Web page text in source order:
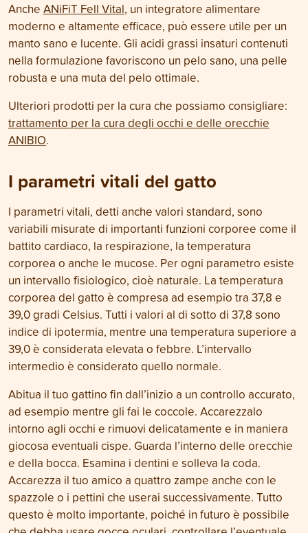
Anche ANiFiT Fell Vital, un integratore alimentare
moderno e altamente efficace, può essere utile per un
manto sano e lucente. Gli acidi grassi insaturi contenuti
nella formulazione favoriscono un pelo sano, una pelle
robusta e una muta del pelo ottimale.
Ulteriori prodotti per la cura che possiamo consigliare:
trattamento per la cura degli occhi e delle orecchie
ANIBIO.
I parametri vitali del gatto
I parametri vitali, detti anche valori standard, sono
variabili misurate di importanti funzioni corporee come il
battito cardiaco, la respirazione, la temperatura
corporea o anche le mucose. Per ogni parametro esiste
un intervallo fisiologico, cioè naturale. La temperatura
corporea del gatto è compresa ad esempio tra 37,8 e
39,0 gradi Celsius. Tutti i valori al di sotto di 37,8 sono
indice di ipotermia, mentre una temperatura superiore a
39,0 è considerata elevata o febbre. L’intervallo
intermedio è considerato quello normale.
Abitua il tuo gattino fin dall’inizio a un controllo accurato,
ad esempio mentre gli fai le coccole. Accarezzalo
intorno agli occhi e rimuovi delicatamente e in maniera
giocosa eventuali cispe. Guarda l’interno delle orecchie
e della bocca. Esamina i dentini e solleva la coda.
Accarezza il tuo amico a quattro zampe anche con le
spazzole o i pettini che userai successivamente. Tutto
questo è molto importante, poiché in futuro è possibile